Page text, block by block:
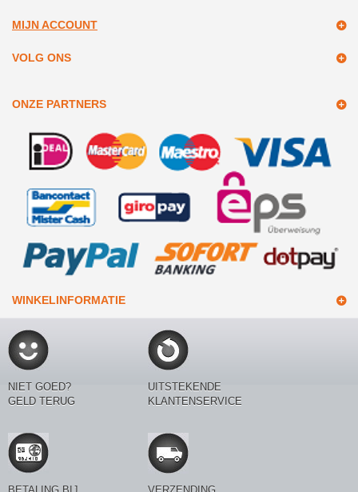
MIJN ACCOUNT
VOLG ONS
ONZE PARTNERS
WINKELINFORMATIE
NIET GOED?
GELD TERUG
UITSTEKENDE
KLANTENSERVICE